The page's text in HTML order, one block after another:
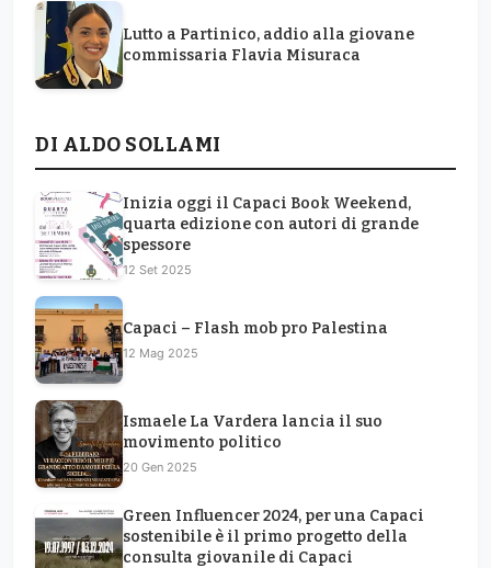
Lutto a Partinico, addio alla giovane
commissaria Flavia Misuraca
DI ALDO SOLLAMI
Inizia oggi il Capaci Book Weekend,
quarta edizione con autori di grande
spessore
12 Set 2025
Capaci – Flash mob pro Palestina
12 Mag 2025
Ismaele La Vardera lancia il suo
movimento politico
20 Gen 2025
Green Influencer 2024, per una Capaci
sostenibile è il primo progetto della
consulta giovanile di Capaci